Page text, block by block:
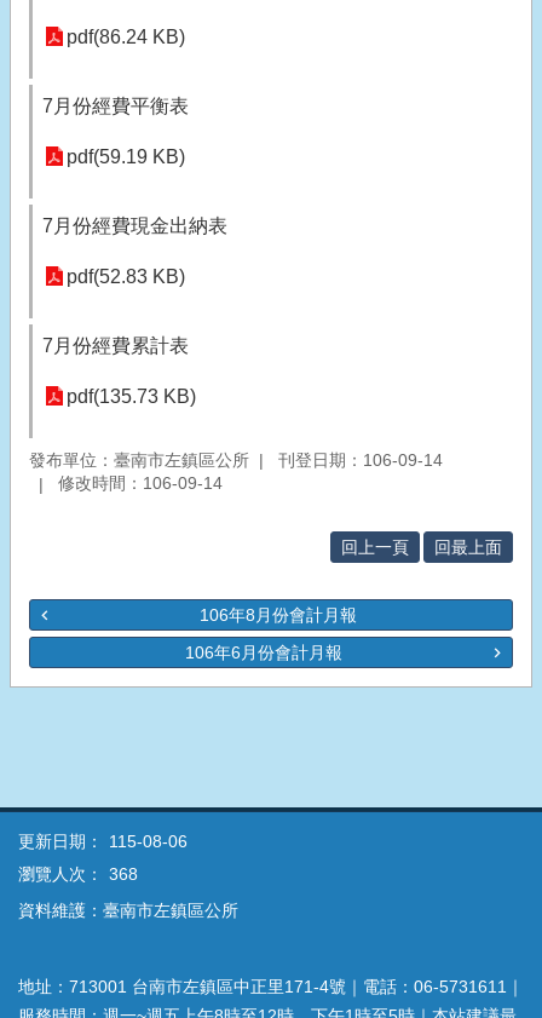
pdf(86.24 KB)
7月份經費平衡表
pdf(59.19 KB)
7月份經費現金出納表
pdf(52.83 KB)
7月份經費累計表
pdf(135.73 KB)
發布單位：臺南市左鎮區公所
刊登日期：106-09-14
修改時間：106-09-14
回上一頁 回最上面
106年8月份會計月報
106年6月份會計月報
更新日期：
115-08-06
瀏覽人次：
368
資料維護：臺南市左鎮區公所
地址：713001 台南市左鎮區中正里171-4號｜電話：06-5731611｜